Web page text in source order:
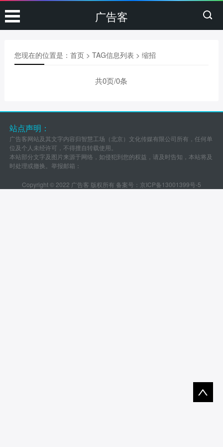
广告客
您现在的位置是： 首页> TAG信息列表 > 缩招
共0页/0条
站点声明：
广告客网站及其文字内容归智慧工场（北京）文化传媒有限公司所有，任何单
位及个人未经许可，不得擅自转载使用。
本站部分文字及图片来源于网络，如侵犯到您的权益，请及时告知，本站将及
时处理或撤换。举报邮箱：
Copyright © 2022 广告客 版权所有 备案号： 京ICP备13001399号-5